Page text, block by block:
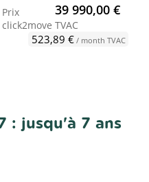
Prix
click2move
39 990,00 €
TVAC
523,89 €/ month TVAC
: jusqu'à 7 ans